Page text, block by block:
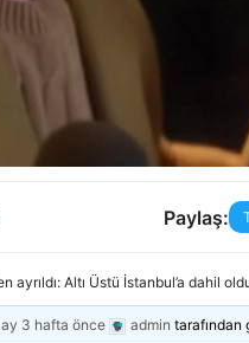
Paylaş:
ayrıldı: Altı Üstü İstanbul’a dahil
ay 3 hafta önce admin tarafından